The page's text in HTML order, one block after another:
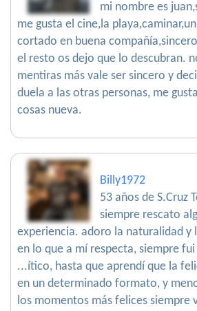
mi nombre es
me gusta el cine,la
cortado en buena
el resto os dejo que lo descubran.
mentiras más vale ser sincero y
duela a las otras personas, me
cosas nueva.
Billy1972
53 años de S.Cruz
siempre rescato
experiencia. adoro la naturalidad y
en lo que a mí respecta, siempre
...ítico, hasta que aprendí que la
en un determinado formato, y
los momentos más felices siempre